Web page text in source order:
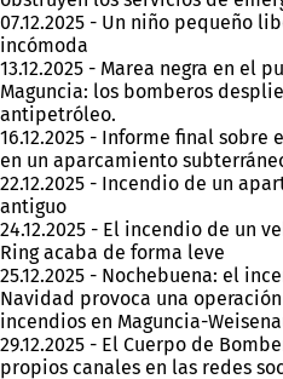
07.12.2025 - Un niño pequeño
incómoda
13.12.2025 - Marea negra en el
Maguncia: los bomberos
antipetróleo.
16.12.2025 - Informe final
en un aparcamiento
22.12.2025 - Incendio de un
antiguo
24.12.2025 - El incendio de un
Ring acaba de forma leve
25.12.2025 - Nochebuena: el
Navidad provoca una
incendios en Maguncia-
29.12.2025 - El Cuerpo de
propios canales en las redes